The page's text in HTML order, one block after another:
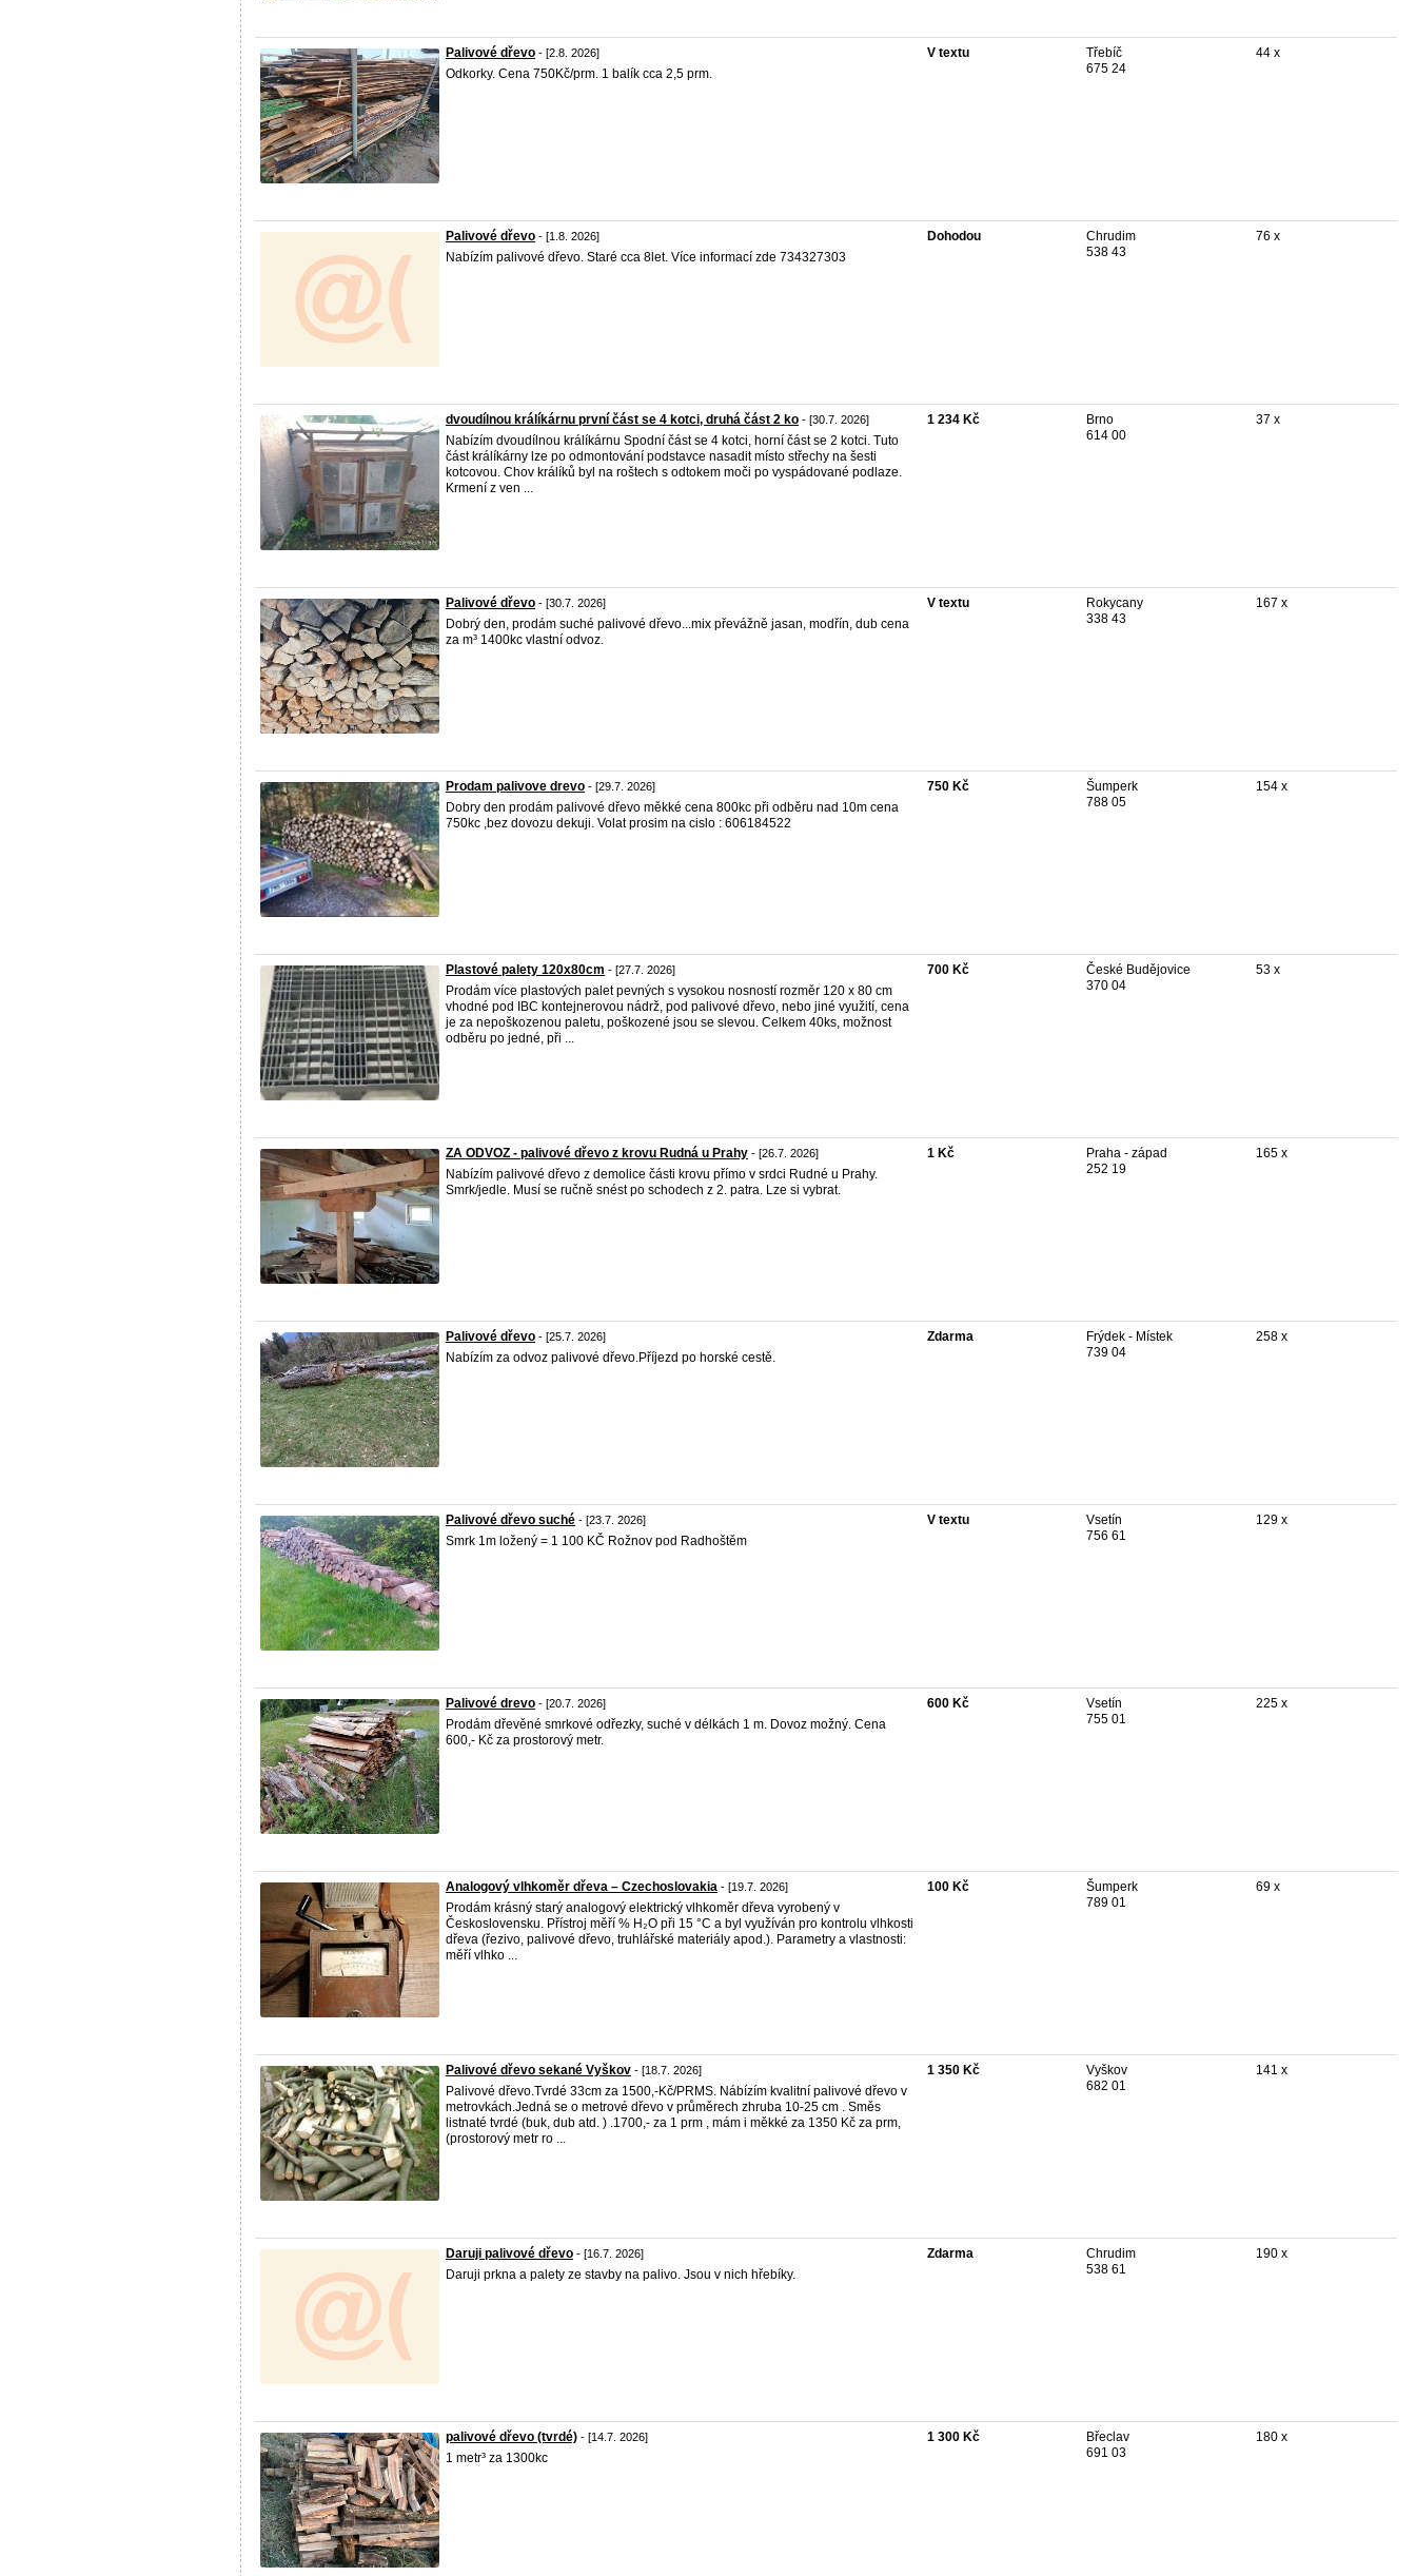
Palivové dřevo - [2.8. 2026]
Odkorky. Cena 750Kč/prm. 1 balík cca 2,5 prm.
V textu
Třebíč
675 24
44 x
Palivové dřevo - [1.8. 2026]
Nabízím palivové dřevo. Staré cca 8let. Více informací zde 734327303
Dohodou
Chrudim
538 43
76 x
dvoudílnou králíkárnu první část se 4 kotci, druhá část 2 ko - [30.7. 2026]
Nabízím dvoudílnou králíkárnu Spodní část se 4 kotci, horní část se 2 kotci. Tuto
část králíkárny lze po odmontování podstavce nasadit místo střechy na šesti
kotcovou. Chov králíků byl na roštech s odtokem moči po vyspádované podlaze.
Krmení z ven ...
1 234 Kč
Brno
614 00
37 x
Palivové dřevo - [30.7. 2026]
Dobrý den, prodám suché palivové dřevo...mix převážně jasan, modřín, dub cena
za m³ 1400kc vlastní odvoz.
V textu
Rokycany
338 43
167 x
Prodam palivove drevo - [29.7. 2026]
Dobry den prodám palivové dřevo měkké cena 800kc při odběru nad 10m cena
750kc ,bez dovozu dekuji. Volat prosim na cislo : 606184522
750 Kč
Šumperk
788 05
154 x
Plastové palety 120x80cm - [27.7. 2026]
Prodám více plastových palet pevných s vysokou nosností rozměr 120 x 80 cm
vhodné pod IBC kontejnerovou nádrž, pod palivové dřevo, nebo jiné využití, cena
je za nepoškozenou paletu, poškozené jsou se slevou. Celkem 40ks, možnost
odběru po jedné, při ...
700 Kč
České Budějovice
370 04
53 x
ZA ODVOZ - palivové dřevo z krovu Rudná u Prahy - [26.7. 2026]
Nabízím palivové dřevo z demolice části krovu přímo v srdci Rudné u Prahy.
Smrk/jedle. Musí se ručně snést po schodech z 2. patra. Lze si vybrat.
1 Kč
Praha - západ
252 19
165 x
Palivové dřevo - [25.7. 2026]
Nabízím za odvoz palivové dřevo.Příjezd po horské cestě.
Zdarma
Frýdek - Místek
739 04
258 x
Palivové dřevo suché - [23.7. 2026]
Smrk 1m ložený = 1 100 KČ Rožnov pod Radhoštěm
V textu
Vsetín
756 61
129 x
Palivové drevo - [20.7. 2026]
Prodám dřevěné smrkové odřezky, suché v délkách 1 m. Dovoz možný. Cena
600,- Kč za prostorový metr.
600 Kč
Vsetín
755 01
225 x
Analogový vlhkoměr dřeva – Czechoslovakia - [19.7. 2026]
Prodám krásný starý analogový elektrický vlhkoměr dřeva vyrobený v
Československu. Přístroj měří % H₂O při 15 °C a byl využíván pro kontrolu vlhkosti
dřeva (řezivo, palivové dřevo, truhlářské materiály apod.). Parametry a vlastnosti:
měří vlhko ...
100 Kč
Šumperk
789 01
69 x
Palivové dřevo sekané Vyškov - [18.7. 2026]
Palivové dřevo.Tvrdé 33cm za 1500,-Kč/PRMS. Nábízím kvalitní palivové dřevo v
metrovkách.Jedná se o metrové dřevo v průměrech zhruba 10-25 cm . Směs
listnaté tvrdé (buk, dub atd. ) .1700,- za 1 prm , mám i měkké za 1350 Kč za prm,
(prostorový metr ro ...
1 350 Kč
Vyškov
682 01
141 x
Daruji palivové dřevo - [16.7. 2026]
Daruji prkna a palety ze stavby na palivo. Jsou v nich hřebíky.
Zdarma
Chrudim
538 61
190 x
palivové dřevo (tvrdé) - [14.7. 2026]
1 metr³ za 1300kc
1 300 Kč
Břeclav
691 03
180 x